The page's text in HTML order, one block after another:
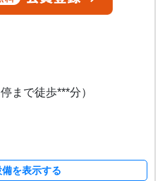
まで徒歩***分）
備を表示する